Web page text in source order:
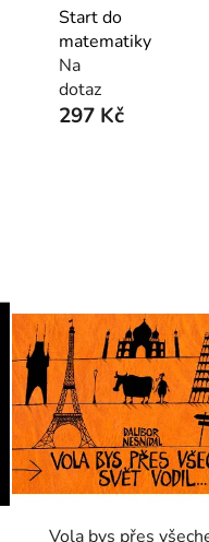
Start do
matematiky
Na
dotaz
297 Kč
Vola bys přes